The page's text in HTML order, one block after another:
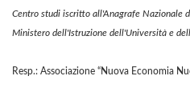
Centro studi iscritto all'Anagrafe Nazionale
Ministero dell'Istruzione dell'Università e
Resp.: Associazione “Nuova Economia